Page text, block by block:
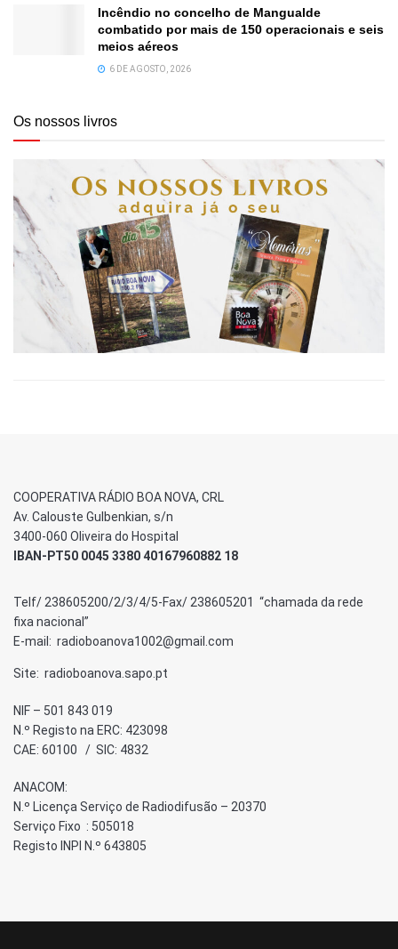
Incêndio no concelho de Mangualde
combatido por mais de 150 operacionais e seis
meios aéreos
6 DE AGOSTO, 2026
Os nossos livros
COOPERATIVA RÁDIO BOA NOVA, CRL
Av. Calouste Gulbenkian, s/n
3400-060 Oliveira do Hospital
IBAN-PT50 0045 3380 40167960882 18
Telf/ 238605200/2/3/4/5-Fax/ 238605201 “chamada da rede
fixa nacional”
E-mail: radioboanova1002@gmail.com
Site: radioboanova.sapo.pt
NIF – 501 843 019
N.º Registo na ERC: 423098
CAE: 60100 / SIC: 4832
ANACOM:
N.º Licença Serviço de Radiodifusão – 20370
Serviço Fixo : 505018
Registo INPI N.º 643805